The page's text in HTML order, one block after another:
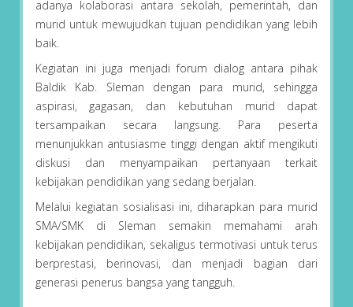
adanya kolaborasi antara sekolah, pemerintah, dan
murid untuk mewujudkan tujuan pendidikan yang lebih
baik.
Kegiatan ini juga menjadi forum dialog antara pihak
Baldik Kab. Sleman dengan para murid, sehingga
aspirasi, gagasan, dan kebutuhan murid dapat
tersampaikan secara langsung. Para peserta
menunjukkan antusiasme tinggi dengan aktif mengikuti
diskusi dan menyampaikan pertanyaan terkait
kebijakan pendidikan yang sedang berjalan.
Melalui kegiatan sosialisasi ini, diharapkan para murid
SMA/SMK di Sleman semakin memahami arah
kebijakan pendidikan, sekaligus termotivasi untuk terus
berprestasi, berinovasi, dan menjadi bagian dari
generasi penerus bangsa yang tangguh.